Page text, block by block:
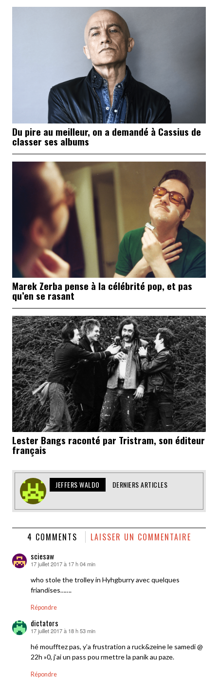
Du pire au meilleur, on a demandé à Cassius de
classer ses albums
Marek Zerba pense à la célébrité pop, et pas
qu’en se rasant
Lester Bangs raconté par Tristram, son éditeur
français
JEFFERS WALDO DERNIERS ARTICLES
4 COMMENTS LAISSER UN COMMENTAIRE
sciesaw
dit :
17 juillet 2017 à 17 h 04 min
who stole the trolley in Hyhgburry avec quelques
friandises…….
Répondre
dictators
dit :
17 juillet 2017 à 18 h 53 min
hé moufftez pas, y’a frustration a ruck&zeine le samedi @
22h »0, j’ai un pass pou rmettre la panik au paze.
Répondre